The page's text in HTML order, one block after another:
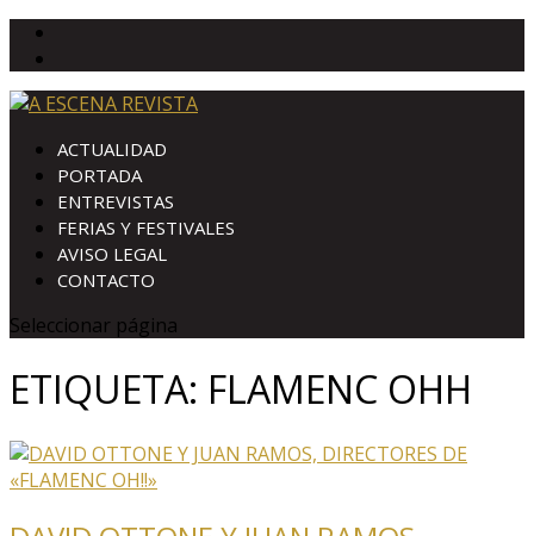
ACTUALIDAD
PORTADA
ENTREVISTAS
FERIAS Y FESTIVALES
AVISO LEGAL
CONTACTO
Seleccionar página
ETIQUETA: FLAMENC OHH